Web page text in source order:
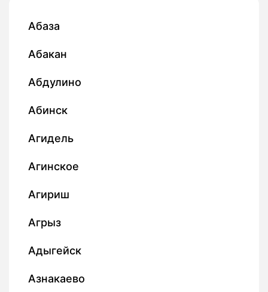
Абаза
Абакан
Абдулино
Абинск
Агидель
Агинское
Агириш
Агрыз
Адыгейск
Азнакаево